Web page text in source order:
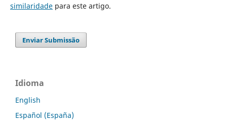
similaridadepara este artigo.
Enviar Submissão
Idioma
English
Español (España)